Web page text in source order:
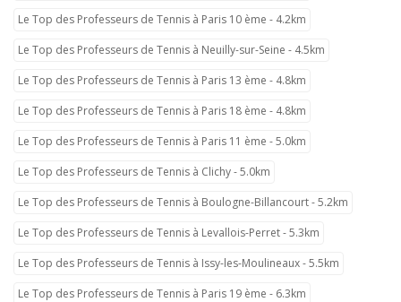
Le Top des Professeurs de Tennis à Paris 10 ème - 4.2km
Le Top des Professeurs de Tennis à Neuilly-sur-Seine - 4.5km
Le Top des Professeurs de Tennis à Paris 13 ème - 4.8km
Le Top des Professeurs de Tennis à Paris 18 ème - 4.8km
Le Top des Professeurs de Tennis à Paris 11 ème - 5.0km
Le Top des Professeurs de Tennis à Clichy - 5.0km
Le Top des Professeurs de Tennis à Boulogne-Billancourt - 5.2km
Le Top des Professeurs de Tennis à Levallois-Perret - 5.3km
Le Top des Professeurs de Tennis à Issy-les-Moulineaux - 5.5km
Le Top des Professeurs de Tennis à Paris 19 ème - 6.3km